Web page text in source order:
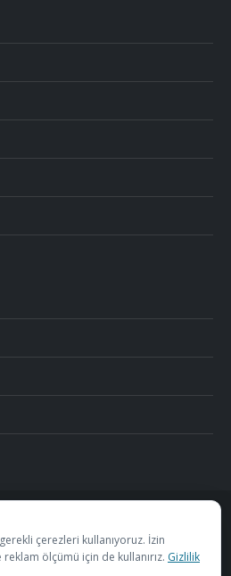
hakları saklıdır. · Gizlilik Politikası ve KVKK
çerezleri kullanıyoruz. İzin
ölçümü için de kullanırız. Gizlilik